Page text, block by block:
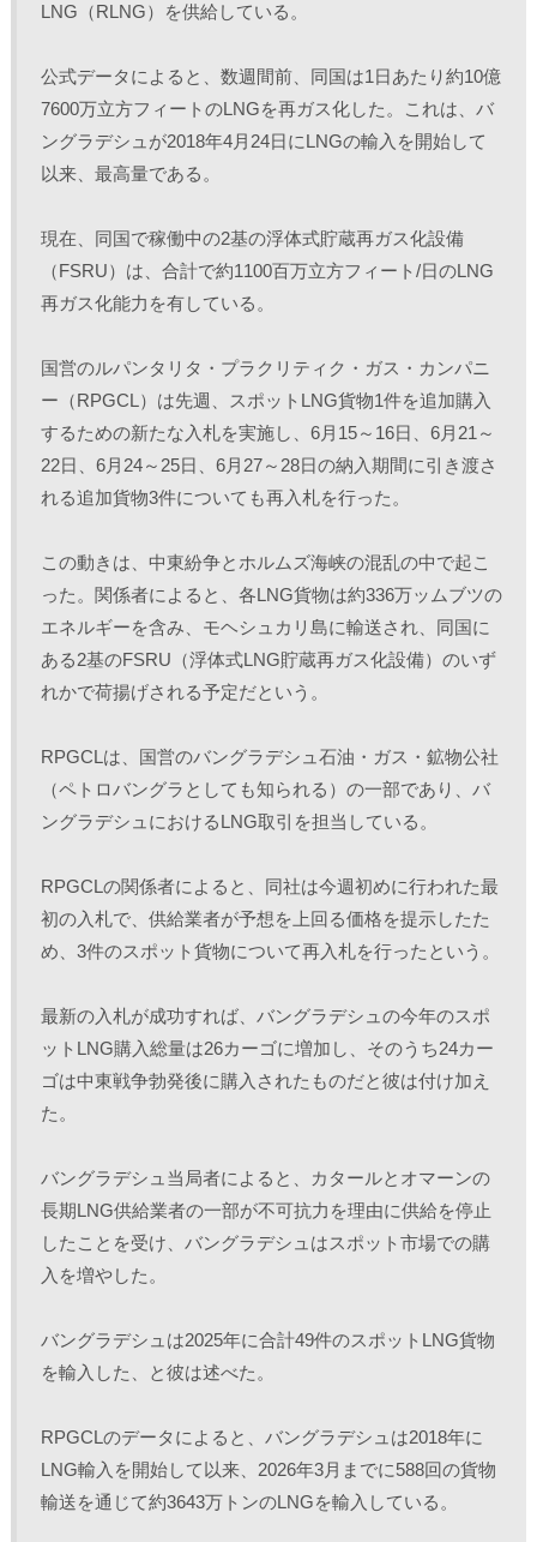
ま
LNG（RLNG）を供給している。
公式データによると、数週間前、同国は1日あたり約10億
7600万立方フィートのLNGを再ガス化した。これは、バ
ングラデシュが2018年4月24日にLNGの輸入を開始して
以来、最高量である。
現在、同国で稼働中の2基の浮体式貯蔵再ガス化設備
（FSRU）は、合計で約1100百万立方フィート/日のLNG
再ガス化能力を有している。
国営のルパンタリタ・プラクリティク・ガス・カンパニ
ー（RPGCL）は先週、スポットLNG貨物1件を追加購入
するための新たな入札を実施し、6月15～16日、6月21～
22日、6月24～25日、6月27～28日の納入期間に引き渡さ
れる追加貨物3件についても再入札を行った。
この動きは、中東紛争とホルムズ海峡の混乱の中で起こ
った。関係者によると、各LNG貨物は約336万ッムブツの
エネルギーを含み、モヘシュカリ島に輸送され、同国に
ある2基のFSRU（浮体式LNG貯蔵再ガス化設備）のいず
れかで荷揚げされる予定だという。
RPGCLは、国営のバングラデシュ石油・ガス・鉱物公社
（ペトロバングラとしても知られる）の一部であり、バ
ングラデシュにおけるLNG取引を担当している。
RPGCLの関係者によると、同社は今週初めに行われた最
初の入札で、供給業者が予想を上回る価格を提示したた
め、3件のスポット貨物について再入札を行ったという。
最新の入札が成功すれば、バングラデシュの今年のスポ
ットLNG購入総量は26カーゴに増加し、そのうち24カー
ゴは中東戦争勃発後に購入されたものだと彼は付け加え
た。
バングラデシュ当局者によると、カタールとオマーンの
長期LNG供給業者の一部が不可抗力を理由に供給を停止
したことを受け、バングラデシュはスポット市場での購
入を増やした。
バングラデシュは2025年に合計49件のスポットLNG貨物
を輸入した、と彼は述べた。
RPGCLのデータによると、バングラデシュは2018年に
LNG輸入を開始して以来、2026年3月までに588回の貨物
輸送を通じて約3643万トンのLNGを輸入している。